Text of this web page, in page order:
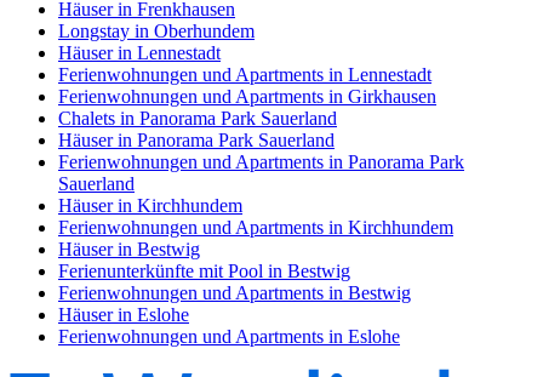
Häuser in Frenkhausen
Longstay in Oberhundem
Häuser in Lennestadt
Ferienwohnungen und Apartments in Lennestadt
Ferienwohnungen und Apartments in Girkhausen
Chalets in Panorama Park Sauerland
Häuser in Panorama Park Sauerland
Ferienwohnungen und Apartments in Panorama Park
Sauerland
Häuser in Kirchhundem
Ferienwohnungen und Apartments in Kirchhundem
Häuser in Bestwig
Ferienunterkünfte mit Pool in Bestwig
Ferienwohnungen und Apartments in Bestwig
Häuser in Eslohe
Ferienwohnungen und Apartments in Eslohe